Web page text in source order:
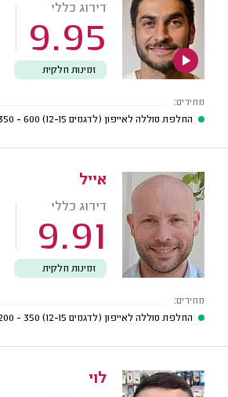
דירוג כללי
9.95
זמינות חלקית
מחירים:
החלפת סוללה לאייפון (לדגמים 12-15)
600 - 350
אייל
דירוג כללי
9.91
זמינות חלקית
מחירים:
החלפת סוללה לאייפון (לדגמים 12-15)
350 - 200
לוי